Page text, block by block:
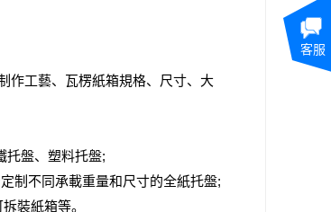
作工藝、瓦楞紙箱規格、尺寸、大
托盤、塑料托盤;
制不同承載重量和尺寸的全紙托盤;
裝紙箱等。
客服